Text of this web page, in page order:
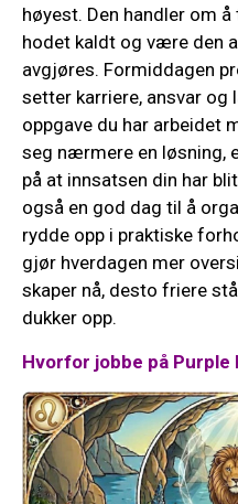
høyest. Den handler om
hodet kaldt og være den
avgjøres. Formiddagen
setter karriere, ansvar og
oppgave du har arbeidet
seg nærmere en løsning,
på at innsatsen din har
også en god dag til å
rydde opp i praktiske
gjør hverdagen mer
skaper nå, desto friere
dukker opp.
Hvorfor jobbe på Purple